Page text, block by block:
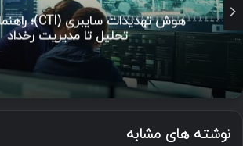
مدل الماس در تحلیل نفوذ
نوشته های مشابه